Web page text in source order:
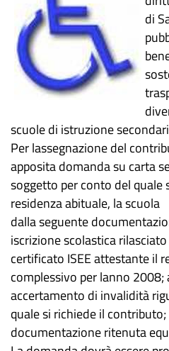
di
scuole di istruzione
Per lassegnazione del
apposita domanda su carta
soggetto per conto del quale
residenza abituale, la
dalla seguente
iscrizione scolastica
certificato ISEE attestante il
complessivo per lanno
accertamento di invalidità
quale si richiede il
documentazione ritenuta